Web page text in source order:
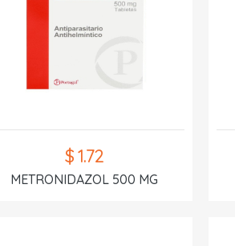
$ 1.72
METRONIDAZOL 500 MG